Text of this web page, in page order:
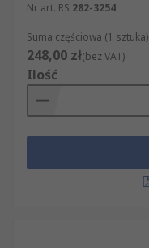
Nr art. RS 282-3254
Suma częściowa (1 sztuka)
248,00 zł(bez VAT)
Ilość